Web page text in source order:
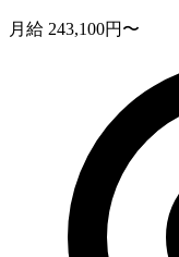
月給 243,100円〜